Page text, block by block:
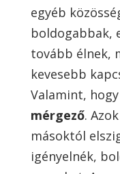
egyéb
boldogabbak,
tovább élnek,
kevesebb
Valamint,
mérgező.
másoktól
igényelnék,